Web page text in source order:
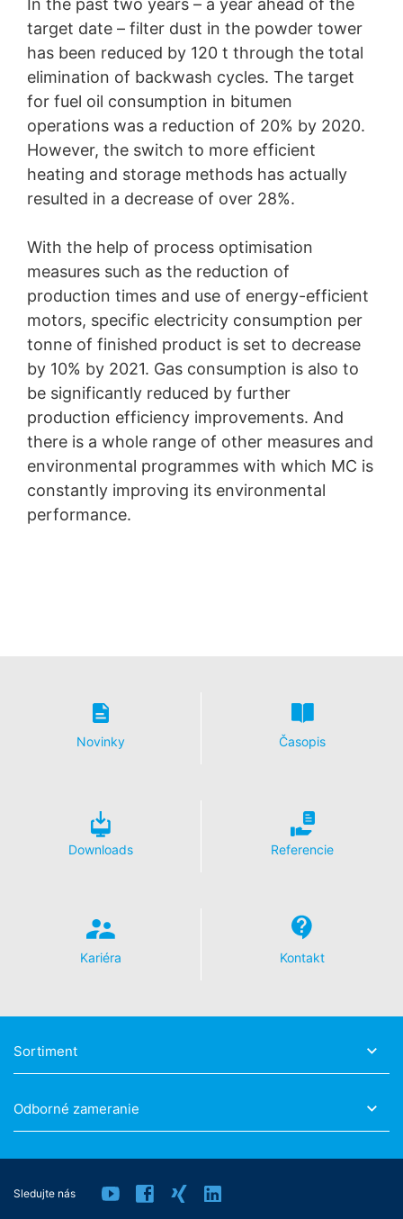
In the past two years – a year ahead of the
target date – filter dust in the powder tower
has been reduced by 120 t through the total
elimination of backwash cycles. The target
for fuel oil consumption in bitumen
operations was a reduction of 20% by 2020.
However, the switch to more efficient
heating and storage methods has actually
resulted in a decrease of over 28%.
With the help of process optimisation
measures such as the reduction of
production times and use of energy-efficient
motors, specific electricity consumption per
tonne of finished product is set to decrease
by 10% by 2021. Gas consumption is also to
be significantly reduced by further
production efficiency improvements. And
there is a whole range of other measures and
environmental programmes with which MC is
constantly improving its environmental
performance.
Novinky Časopis
Downloads Referencie
Kariéra Kontakt
Sortiment
Odborné zameranie
Sledujte nás